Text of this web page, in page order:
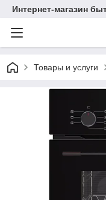
Интернет-магазин
Товары и услуги